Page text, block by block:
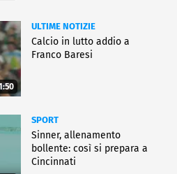
ULTIME NOTIZIE
Calcio in lutto addio a
Franco Baresi
SPORT
Sinner, allenamento
bollente: così si prepara a
Cincinnati